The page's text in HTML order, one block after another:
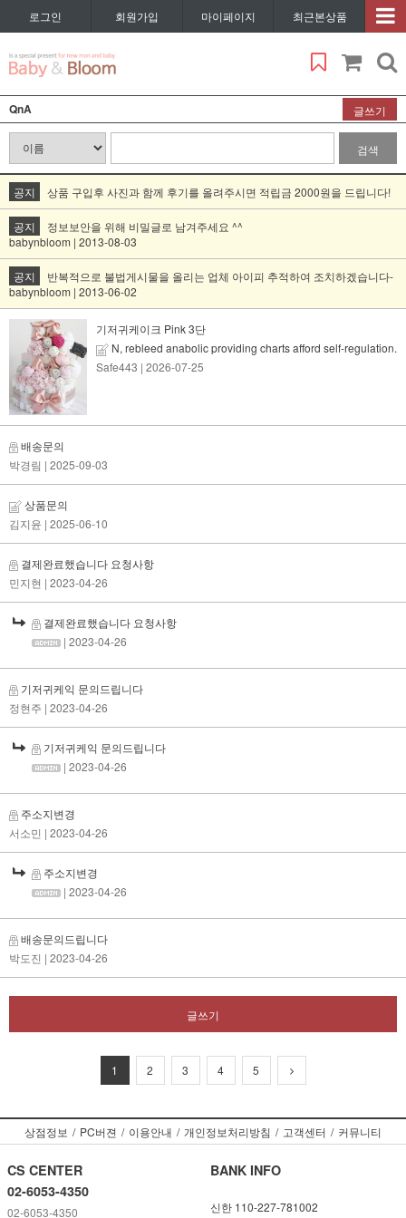
로그인 회원가입 마이페이지 최근본상품
QnA 글쓰기
검색
공지 상품 구입후 사진과 함께 후기를 올려주시면 적립금 2000원을 드립니다!
공지
정보보안을 위해 비밀글로 남겨주세요 ^^
babynbloom | 2013-08-03
공지
반복적으로 불법게시물을 올리는 업체 아이피 추적하여 조치하겠습니다-
babynbloom | 2013-06-02
기저귀케이크 Pink 3단
N, rebleed anabolic providing charts afford self-regulation.
Safe443 | 2026-07-25
배송문의
박경림 | 2025-09-03
상품문의
김지윤 | 2025-06-10
결제완료했습니다 요청사항
민지현 | 2023-04-26
결제완료했습니다 요청사항
| 2023-04-26
기저귀케익 문의드립니다
정현주 | 2023-04-26
기저귀케익 문의드립니다
| 2023-04-26
주소지변경
서소민 | 2023-04-26
주소지변경
| 2023-04-26
배송문의드립니다
박도진 | 2023-04-26
글쓰기
1 2 3 4 5
상점정보 / PC버젼 / 이용안내 / 개인정보처리방침 / 고객센터 / 커뮤니티
CS CENTER
02-6053-4350
02-6053-4350
BANK INFO
신한 110-227-781002